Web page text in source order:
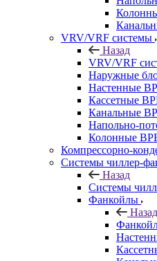
VRV/VRF системы
Назад
VRV/VRF
Наружные
Настенные
Кассетные
Канальные
Напольно-
Колонные
Компрессорно-
Системы чиллер-
Назад
Системы
Фанкойлы
Назад